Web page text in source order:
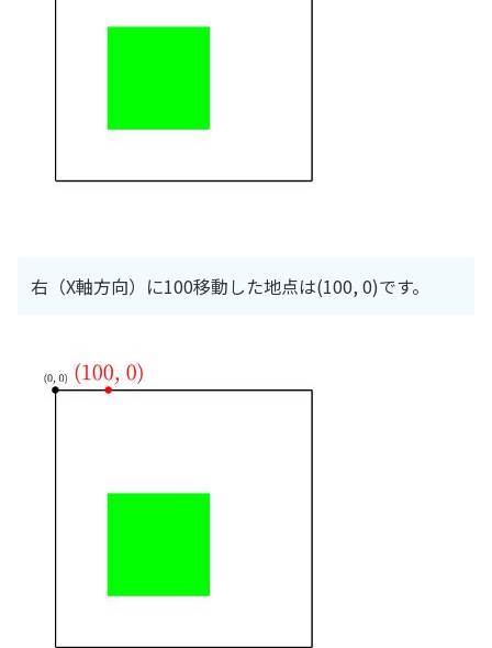
右（X軸方向）に100移動した地点は(100, 0)です。